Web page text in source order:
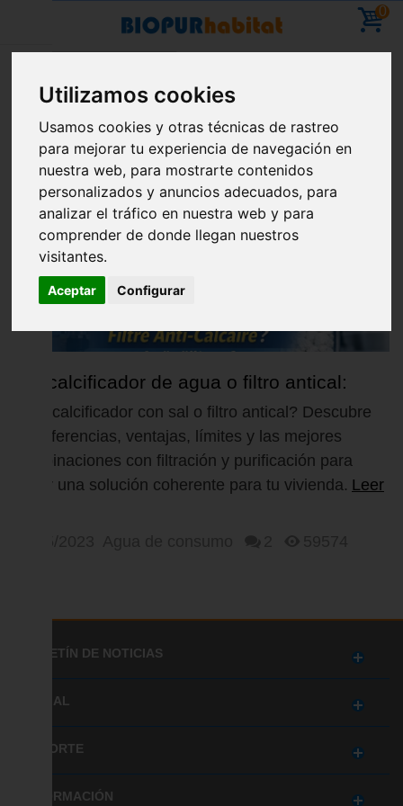
Utilizamos cookies
Usamos cookies y otras técnicas de rastreo
para mejorar tu experiencia de navegación en
nuestra web, para mostrarte contenidos
personalizados y anuncios adecuados, para
analizar el tráfico en nuestra web y para
comprender de donde llegan nuestros
visitantes.
Aceptar Configurar
0
reanudarán los envíos el 11 de agosto
ARCHIVO DE 2023
Descalcificador de agua o filtro antical:
¿qué diferencia hay y qué...
¿Descalcificador con sal o filtro antical? Descubre
las diferencias, ventajas, límites y las mejores
combinaciones con filtración y purificación para
elegir una solución coherente para tu vivienda. Leer
BOLETÍN DE NOTICIAS
SOCIAL
SOPORTE
INFORMACIÓN